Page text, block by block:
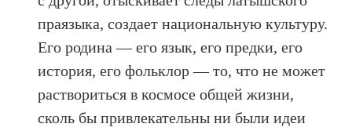
праязыка, создает национальную культуру.
Его родина — его язык, его предки, его
история, его фольклор — то, что не может
раствориться в космосе общей жизни,
сколь бы привлекательны ни были идеи